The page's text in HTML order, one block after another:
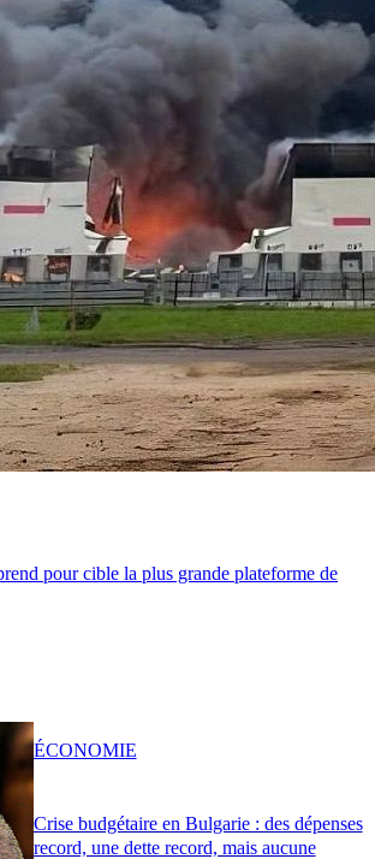
pour cible la plus grande plateforme de
Crise budgétaire en Bulgarie : des dépenses
record, une dette record, mais aucune
ÉCONOMIE